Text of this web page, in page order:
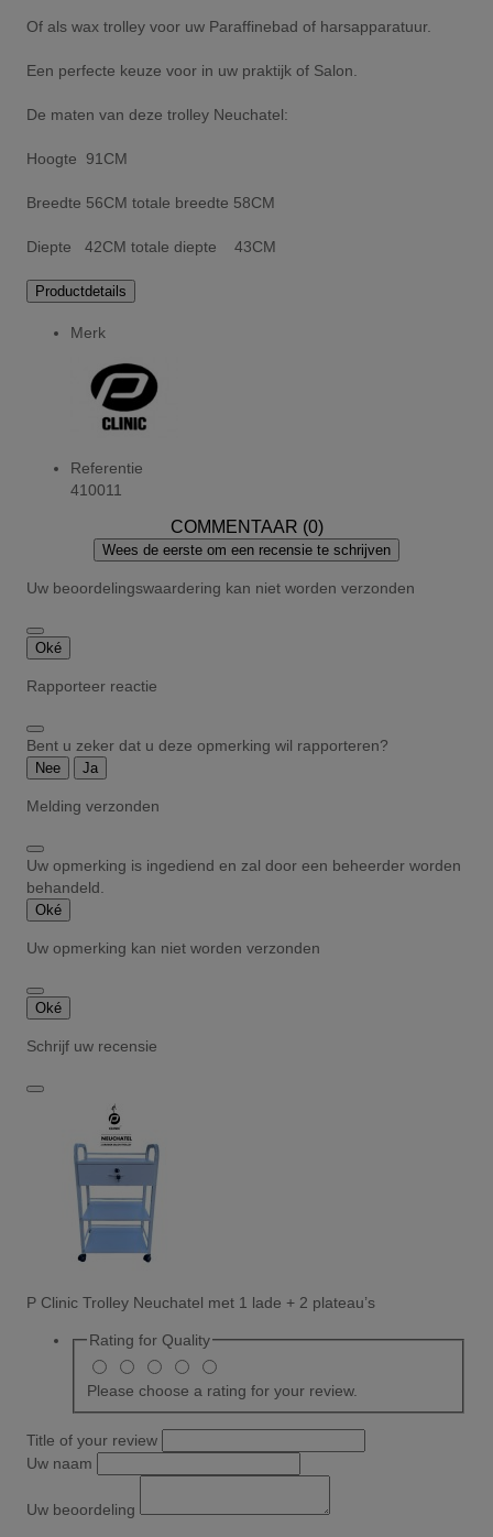
Of als wax trolley voor uw Paraffinebad of harsapparatuur.
Een perfecte keuze voor in uw praktijk of Salon.
De maten van deze trolley Neuchatel:
Hoogte 91CM
Breedte 56CM totale breedte 58CM
Diepte 42CM totale diepte 43CM
Productdetails
Merk
Referentie
410011
COMMENTAAR (0)
Wees de eerste om een recensie te schrijven
Uw beoordelingswaardering kan niet worden verzonden
Oké
Rapporteer reactie
Bent u zeker dat u deze opmerking wil rapporteren?
Nee Ja
Melding verzonden
Uw opmerking is ingediend en zal door een beheerder worden
behandeld.
Oké
Uw opmerking kan niet worden verzonden
Oké
Schrijf uw recensie
P Clinic Trolley Neuchatel met 1 lade + 2 plateau’s
Rating for Quality
Please choose a rating for your review.
Title of your review
Uw naam
Uw beoordeling